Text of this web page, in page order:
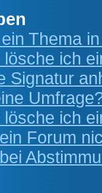
Thema
ich
Signatur
ich
Forum